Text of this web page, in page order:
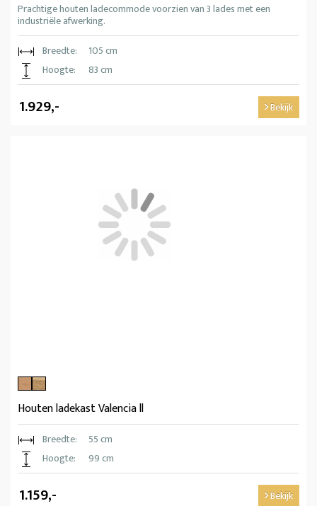
Prachtige houten ladecommode voorzien van 3 lades met een
industriële afwerking.
Breedte:
105 cm
Hoogte:
83 cm
1.929,- Bekijk
Houten ladekast Valencia ll
Breedte:
55 cm
Hoogte:
99 cm
1.159,- Bekijk